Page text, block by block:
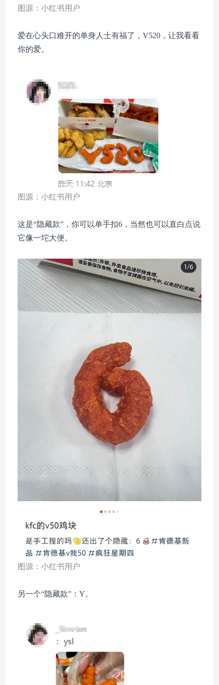
图源：小红书用户
爱在心头口难开的单身人士有福了，V520，让我看看
你的爱。
图源：小红书用户
这是“隐藏款”，你可以单手扣6，当然也可以直白点说
它像一坨大便。
图源：小红书用户
另一个“隐藏款”：Y。